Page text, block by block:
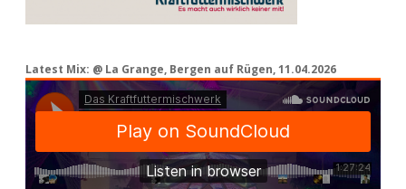
Latest Mix: @ La Grange, Bergen auf Rügen, 11.04.2026